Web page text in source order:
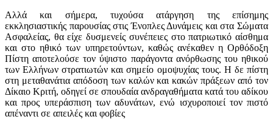
Αλλά και σήμερα, τυχούσα ατάργηση της επίσημης
εκκλησιαστικής παρουσίας στις Ένοπλες Δυνάμεις και στα Σώματα
Ασφαλείας, θα είχε δυσμενείς συνέπειες στο πατριωτικό αίσθημα
και στο ηθικό των υπηρετούντων, καθώς ανέκαθεν η Ορθόδοξη
Πίστη αποτελούσε τον ύψιστο παράγοντα ανόρθωσης του ηθικού
των Ελλήνων στρατιωτών και σημείο ομοψυχίας τους. Η δε πίστη
στη μεταθανάτια απόδοση των καλών και κακών πράξεων από τον
Δίκαιο Κριτή, οδηγεί σε σπουδαία ανδραγαθήματα κατά του αδίκου
και προς υπεράσπιση των αδυνάτων, ενώ ισχυροποιεί τον πιστό
απέναντι σε απειλές και φοβίες